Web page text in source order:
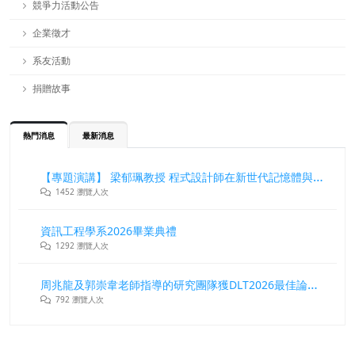
競爭力活動公告
企業徵才
系友活動
捐贈故事
熱門消息 最新消息
【專題演講】 梁郁珮教授 程式設計師在新世代記憶體與儲存系統中的角色與挑戰
1452 瀏覽人次
資訊工程學系2026畢業典禮
1292 瀏覽人次
周兆龍及郭崇韋老師指導的研究團隊獲DLT2026最佳論文獎
792 瀏覽人次